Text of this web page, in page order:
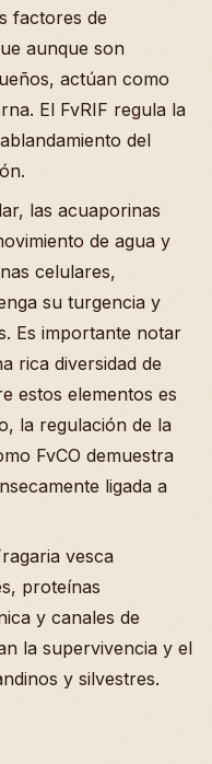
factores de
aunque son
actúan como
El FvRIF regula la
del
las acuaporinas
de agua y
celulares,
su turgencia y
Es importante notar
rica diversidad de
estos elementos es
la regulación de la
FvCO demuestra
ligada a
vesca
proteínas
y canales de
la supervivencia y el
y silvestres.